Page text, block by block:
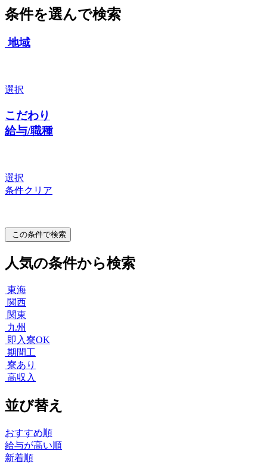
条件を選んで検索
地域
選択
こだわり
給与/職種
選択
条件クリア
この条件で検索
人気の条件から検索
東海
関西
関東
九州
即入寮OK
期間工
寮あり
高収入
並び替え
おすすめ順
給与が高い順
新着順